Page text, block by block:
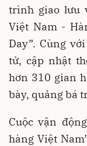
trình giao lưu
Việt Nam -
Day”. Cùng
tử, cập nhật
hơn 310 gian
bày, quảng bá
Cuộc vận
hàng Việt